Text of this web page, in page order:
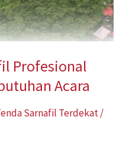
Profesional
Acara
Sarnafil Terdekat/